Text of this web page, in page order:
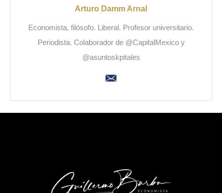
Arturo Damm Arnal
Economista, filósofo. Liberal. Profesor universitario.
Periodista. Colaborador de @CapitalMexico y
@asuntoskpitales